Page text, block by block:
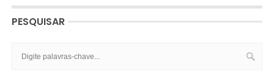
PESQUISAR